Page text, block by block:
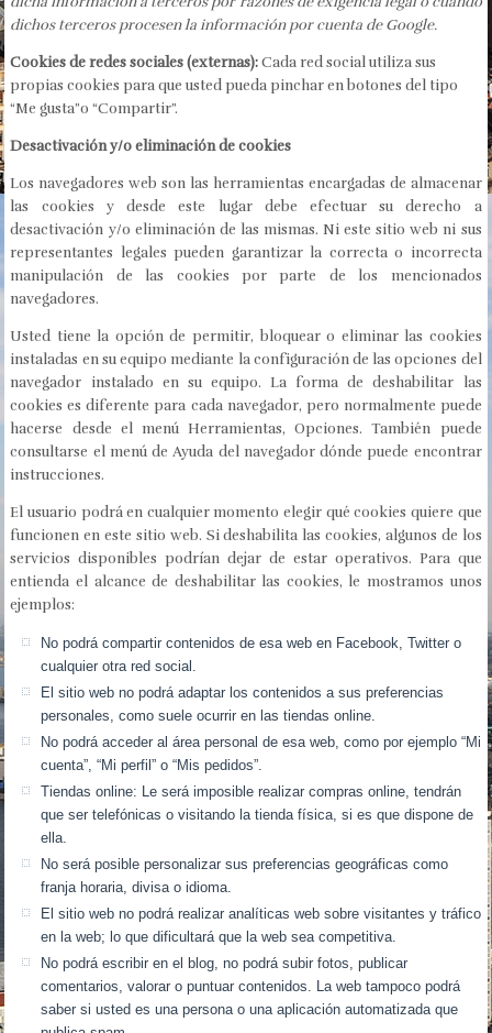
dichos terceros procesen la información por cuenta de Google.
Cookies de redes sociales (externas):Cada red social utiliza sus
propias cookies para que usted pueda pinchar en botones del tipo
“Me gusta”o “Compartir”.
Desactivación y/o eliminación de cookies
Los navegadores web son las herramientas encargadas de almacenar
las cookies y desde este lugar debe efectuar su derecho a
desactivación y/o eliminación de las mismas. Ni este sitio web ni sus
representantes legales pueden garantizar la correcta o incorrecta
manipulación de las cookies por parte de los mencionados
navegadores.
Usted tiene la opción de permitir, bloquear o eliminar las cookies
instaladas en su equipo mediante la configuración de las opciones del
navegador instalado en su equipo. La forma de deshabilitar las
cookies es diferente para cada navegador, pero normalmente puede
hacerse desde el menú Herramientas, Opciones. También puede
consultarse el menú de Ayuda del navegador dónde puede encontrar
instrucciones.
El usuario podrá en cualquier momento elegir qué cookies quiere que
funcionen en este sitio web. Si deshabilita las cookies, algunos de los
servicios disponibles podrían dejar de estar operativos. Para que
entienda el alcance de deshabilitar las cookies, le mostramos unos
ejemplos:
No podrá compartir contenidos de esa web en Facebook, Twitter o
cualquier otra red social.
El sitio web no podrá adaptar los contenidos a sus preferencias
personales, como suele ocurrir en las tiendas online.
No podrá acceder al área personal de esa web, como por ejemplo “Mi
cuenta”, “Mi perfil” o “Mis pedidos”.
Tiendas online: Le será imposible realizar compras online, tendrán
que ser telefónicas o visitando la tienda física, si es que dispone de
ella.
No será posible personalizar sus preferencias geográficas como
franja horaria, divisa o idioma.
El sitio web no podrá realizar analíticas web sobre visitantes y tráfico
en la web; lo que dificultará que la web sea competitiva.
No podrá escribir en el blog, no podrá subir fotos, publicar
comentarios, valorar o puntuar contenidos. La web tampoco podrá
saber si usted es una persona o una aplicación automatizada que